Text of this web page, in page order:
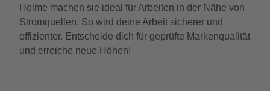
Holme machen sie ideal für Arbeiten in der Nähe von
Stromquellen. So wird deine Arbeit sicherer und
effizienter. Entscheide dich für geprüfte Markenqualität
und erreiche neue Höhen!